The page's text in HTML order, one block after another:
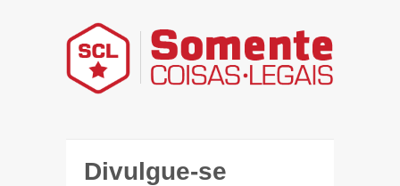
Divulgue-se